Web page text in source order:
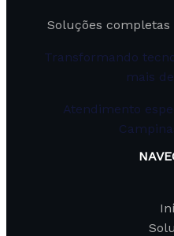
Soluções
Transformando
mais
Atendimento